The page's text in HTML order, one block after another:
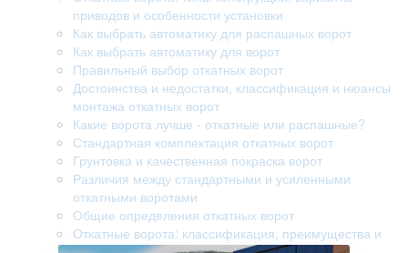
приводов и особенности установки
Как выбрать автоматику для распашных ворот
Как выбрать автоматику для ворот
Правильный выбор откатных ворот
Достоинства и недостатки, классификация и нюансы
монтажа откатных ворот
Какие ворота лучше - откатные или распашные?
Стандартная комплектация откатных ворот
Грунтовка и качественная покраска ворот
Различия между стандартными и усиленными
откатными воротами
Общие определения откатных ворот
Откатные ворота: классификация, преимущества и